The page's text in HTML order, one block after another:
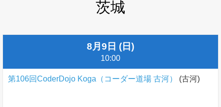
茨城
8月9日 (日)
10:00
第106回CoderDojo Koga（コーダー道場 古河） (古河)